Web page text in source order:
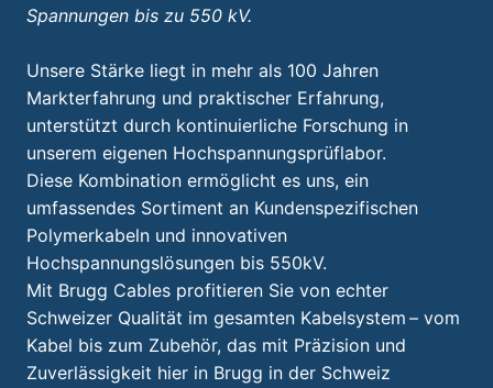
Spannungen bis zu 550 kV.
Unsere Stärke liegt in mehr als 100 Jahren
Markterfahrung und praktischer Erfahrung,
unterstützt durch kontinuierliche Forschung in
unserem eigenen Hochspannungsprüflabor.
Diese Kombination ermöglicht es uns, ein
umfassendes Sortiment an Kundenspezifischen
Polymerkabeln und innovativen
Hochspannungslösungen bis 550kV.
Mit Brugg Cables profitieren Sie von echter
Schweizer Qualität im gesamten Kabelsystem – vom
Kabel bis zum Zubehör, das mit Präzision und
Zuverlässigkeit hier in Brugg in der Schweiz